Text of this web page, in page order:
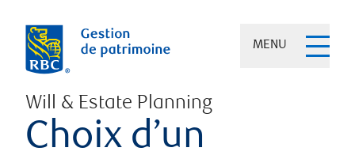
MENU
Will & Estate Planning
Choix d’un